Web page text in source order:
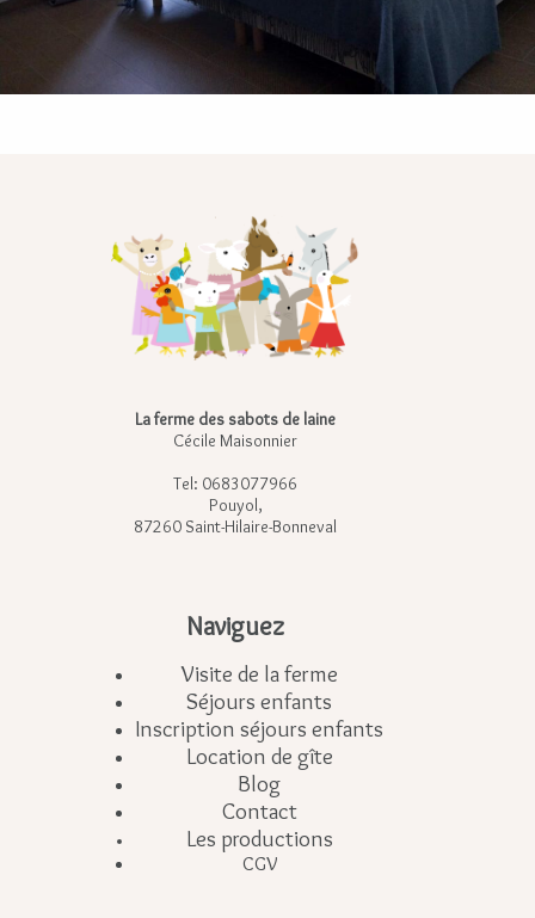
La ferme des sabots de laine
Cécile Maisonnier
Tel: 0683077966
Pouyol,
87260 Saint-Hilaire-Bonneval
Naviguez
Visite de la ferme
Séjours enfants
Inscription séjours enfants
Location de gîte
Blog
Contact
Les productions
CGV